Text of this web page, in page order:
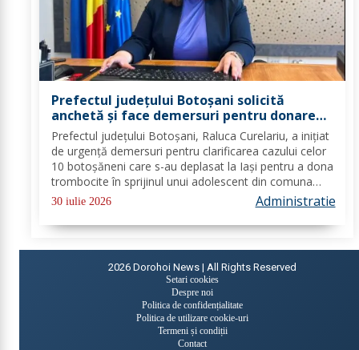
Prefectul județului Botoșani solicită
anchetă și face demersuri pentru donarea
de trombocite direct la Botoșani în cazul
adolescentului din Tudora
Prefectul județului Botoșani, Raluca Curelariu, a inițiat
de urgență demersuri pentru clarificarea cazului celor
10 botoșăneni care s-au deplasat la Iași pentru a dona
trombocite în sprijinul unui adolescent din comuna
Tudora, însă nu au putut dona. Au fost transmise
30 iulie 2026 Administratie
2026 Dorohoi News | All Rights Reserved
Setari cookies
Despre noi
Politica de confidențialitate
Politica de utilizare cookie-uri
Termeni și condiții
Contact